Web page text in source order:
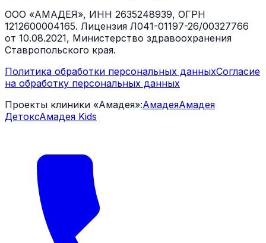
ООО «АМАДЕЯ», ИНН 2635248939, ОГРН
1212600004165. Лицензия Л041-01197-26/00327766
от 10.08.2021, Министерство здравоохранения
Ставропольского края.
Политика обработки персональных данныхСогласие
на обработку персональных данных
Проекты клиники «Амадея»:АмадеяАмадея
ДетоксАмадея Kids